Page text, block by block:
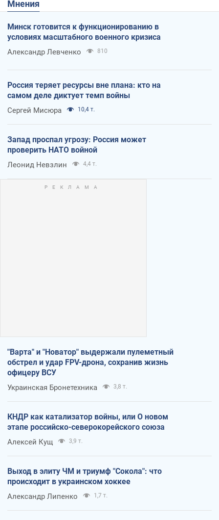
Мнения
Минск готовится к функционированию в
условиях масштабного военного кризиса
Александр Левченко 810
Россия теряет ресурсы вне плана: кто на
самом деле диктует темп войны
Сергей Мисюра 10,4 т.
Запад проспал угрозу: Россия может
проверить НАТО войной
Леонид Невзлин 4,4 т.
"Варта" и "Новатор" выдержали пулеметный
обстрел и удар FPV-дрона, сохранив жизнь
офицеру ВСУ
Украинская Бронетехника 3,8 т.
КНДР как катализатор войны, или О новом
этапе российско-северокорейского союза
Алексей Кущ 3,9 т.
Выход в элиту ЧМ и триумф "Сокола": что
происходит в украинском хоккее
Александр Липенко 1,7 т.